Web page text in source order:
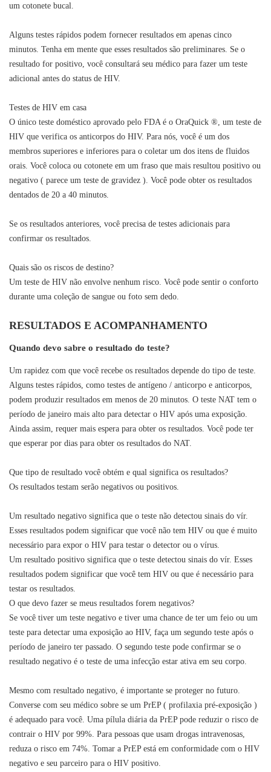
um cotonete bucal.
Alguns testes rápidos podem fornecer resultados em apenas cinco
minutos. Tenha em mente que esses resultados são preliminares. Se o
resultado for positivo, você consultará seu médico para fazer um teste
adicional antes do status de HIV.
Testes de HIV em casa
O único teste doméstico aprovado pelo FDA é o OraQuick ®, um teste de
HIV que verifica os anticorpos do HIV. Para nós, você é um dos
membros superiores e inferiores para o coletar um dos itens de fluidos
orais. Você coloca ou cotonete em um fraso que mais resultou positivo ou
negativo ( parece um teste de gravidez ). Você pode obter os resultados
dentados de 20 a 40 minutos.
Se os resultados anteriores, você precisa de testes adicionais para
confirmar os resultados.
Quais são os riscos de destino?
Um teste de HIV não envolve nenhum risco. Você pode sentir o conforto
durante uma coleção de sangue ou foto sem dedo.
RESULTADOS E ACOMPANHAMENTO
Quando devo sabre o resultado do teste?
Um rapidez com que você recebe os resultados depende do tipo de teste.
Alguns testes rápidos, como testes de antígeno / anticorpo e anticorpos,
podem produzir resultados em menos de 20 minutos. O teste NAT tem o
período de janeiro mais alto para detectar o HIV após uma exposição.
Ainda assim, requer mais espera para obter os resultados. Você pode ter
que esperar por dias para obter os resultados do NAT.
Que tipo de resultado você obtém e qual significa os resultados?
Os resultados testam serão negativos ou positivos.
Um resultado negativo significa que o teste não detectou sinais do vír.
Esses resultados podem significar que você não tem HIV ou que é muito
necessário para expor o HIV para testar o detector ou o vírus.
Um resultado positivo significa que o teste detectou sinais do vír. Esses
resultados podem significar que você tem HIV ou que é necessário para
testar os resultados.
O que devo fazer se meus resultados forem negativos?
Se você tiver um teste negativo e tiver uma chance de ter um feio ou um
teste para detectar uma exposição ao HIV, faça um segundo teste após o
período de janeiro ter passado. O segundo teste pode confirmar se o
resultado negativo é o teste de uma infecção estar ativa em seu corpo.
Mesmo com resultado negativo, é importante se proteger no futuro.
Converse com seu médico sobre se um PrEP ( profilaxia pré-exposição )
é adequado para você. Uma pílula diária da PrEP pode reduzir o risco de
contrair o HIV por 99%. Para pessoas que usam drogas intravenosas,
reduza o risco em 74%. Tomar a PrEP está em conformidade com o HIV
negativo e seu parceiro para o HIV positivo.